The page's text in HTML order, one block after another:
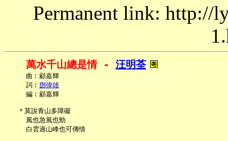
Permanent link: http://
萬水千山總是情 - 汪明荃
     曲︰顧嘉輝
     詞︰
鄧偉雄
     編︰顧嘉輝
   ＊莫說青山多障礙
     風也急風也勁
     白雲過山峰也可傳情